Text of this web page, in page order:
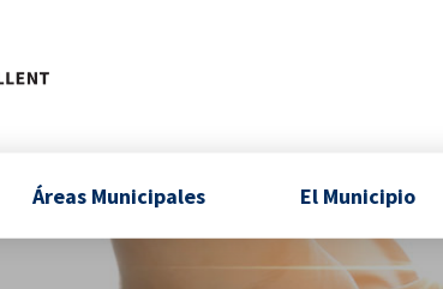
Áreas Municipales El Municipio